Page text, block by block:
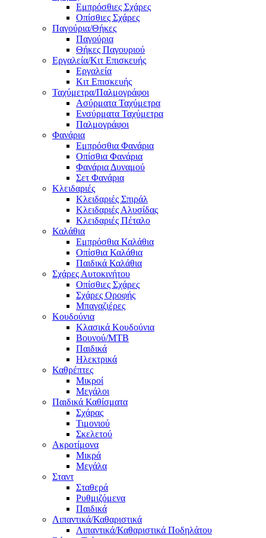
Εμπρόσθιες Σχάρες
Οπίσθιες Σχάρες
Παγούρια/Θήκες
Παγούρια
Θήκες Παγουριού
Εργαλεία/Κιτ Επισκευής
Εργαλεία
Κιτ Επισκευής
Ταχύμετρα/Παλμογράφοι
Ασύρματα Ταχύμετρα
Ενσύρματα Ταχύμετρα
Παλμογράφοι
Φανάρια
Εμπρόσθια Φανάρια
Οπίσθια Φανάρια
Φανάρια Δυναμού
Σετ Φανάρια
Κλειδαριές
Κλειδαριές Σπιράλ
Κλειδαριές Αλυσίδας
Κλειδαριές Πέταλο
Καλάθια
Εμπρόσθια Καλάθια
Οπίσθια Καλάθια
Παιδικά Καλάθια
Σχάρες Αυτοκινήτου
Οπίσθιες Σχάρες
Σχάρες Οροφής
Μπαγαζιέρες
Κουδούνια
Κλασικά Κουδούνια
Βουνού/MTB
Παιδικά
Ηλεκτρικά
Καθρέπτες
Μικροί
Μεγάλοι
Παιδικά Καθίσματα
Σχάρας
Τιμονιού
Σκελετού
Ακροτίμονα
Μικρά
Μεγάλα
Σταντ
Σταθερά
Ρυθμιζόμενα
Παιδικά
Λιπαντικά/Καθαριστικά
Λιπαντικά/Καθαριστικά Ποδηλάτου